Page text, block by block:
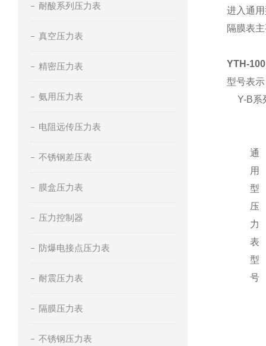
耐酸系列压力表
真空压力表
精密压力表
氨用压力表
电阻远传压力表
不锈钢差压表
膜盒压力表
压力控制器
防爆电接点压力表
耐震压力表
隔膜压力表
不锈钢压力表
进入通
隔膜表
YTH-
型号表示
Y-B系
通
用
型
压
力
表
型
号